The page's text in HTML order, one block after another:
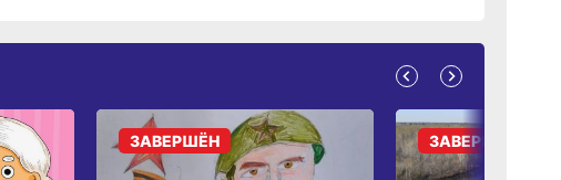
ЗАВЕРШЁН ЗАВЕРШЁН